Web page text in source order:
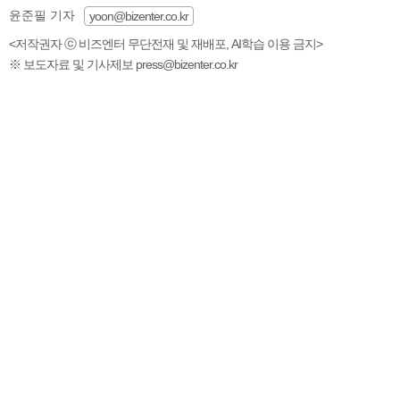
윤준필 기자
yoon@bizenter.co.kr
<저작권자 ⓒ 비즈엔터 무단전재 및 재배포, AI학습 이용 금지>
※ 보도자료 및 기사제보 press@bizenter.co.kr